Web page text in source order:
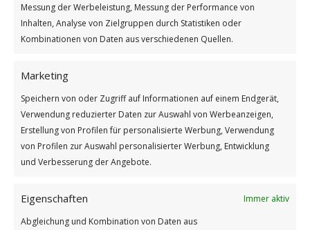
Messung der Werbeleistung, Messung der Performance von
Inhalten, Analyse von Zielgruppen durch Statistiken oder
Kombinationen von Daten aus verschiedenen Quellen.
Marketing
Speichern von oder Zugriff auf Informationen auf einem Endgerät,
Verwendung reduzierter Daten zur Auswahl von Werbeanzeigen,
Erstellung von Profilen für personalisierte Werbung, Verwendung
von Profilen zur Auswahl personalisierter Werbung, Entwicklung
und Verbesserung der Angebote.
Eigenschaften
Immer aktiv
Abgleichung und Kombination von Daten aus
Europäischer Tag der Parke
Weiterlesen
24. MAI 2026 0 KOMMENTARE BETTINA